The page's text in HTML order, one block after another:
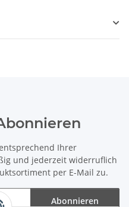
Ihrer
und jederzeit widerruflich
per E-Mail zu.
Abonnieren